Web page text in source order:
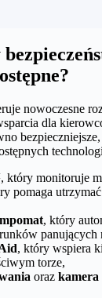
nowoczesne
dla
, który monitoruje
pomaga
, który
panujących
, który wspiera
torze,
oraz kamera